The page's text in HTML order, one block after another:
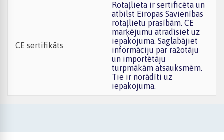
CE sertifikāts
Rotaļlieta ir sertificēta un
atbilst Eiropas Savienības
rotaļlietu prasībām. CE
marķējumu atradīsiet uz
iepakojuma. Saglabājiet
informāciju par ražotāju
un importētāju
turpmākām atsauksmēm.
Tie ir norādīti uz
iepakojuma.